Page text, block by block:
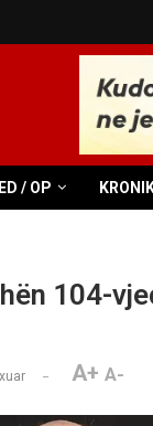
ED / OP
104-
A+ A-